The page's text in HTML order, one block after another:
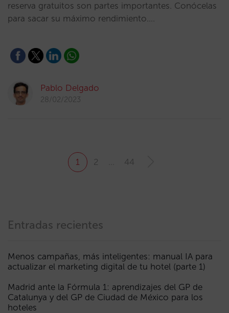
reserva gratuitos son partes importantes. Conócelas
para sacar su máximo rendimiento.…
Pablo Delgado
28/02/2023
1 2 44
Entradas recientes
Menos campañas, más inteligentes: manual IA para
actualizar el marketing digital de tu hotel (parte 1)
Madrid ante la Fórmula 1: aprendizajes del GP de
Catalunya y del GP de Ciudad de México para los
hoteles